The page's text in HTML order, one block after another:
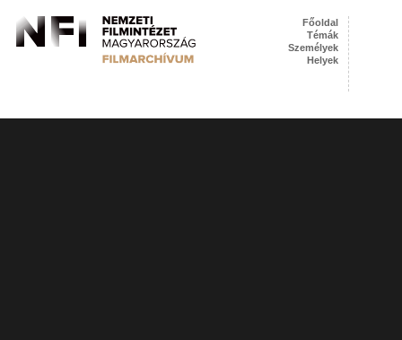
Főoldal
Témák
Személyek
Helyek